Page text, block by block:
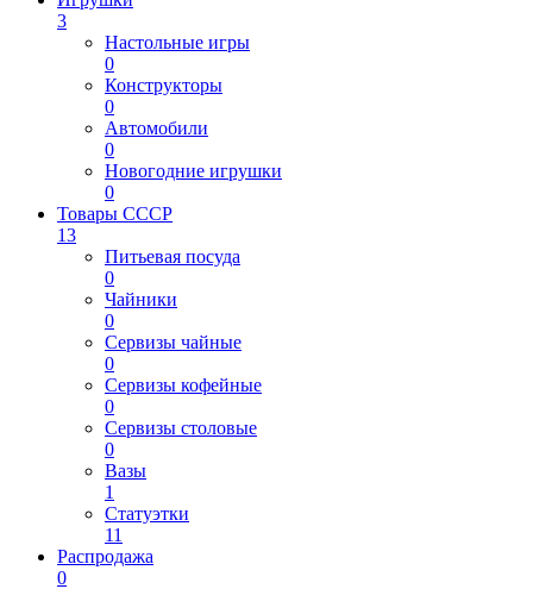
3
Настольные игры
0
Конструкторы
0
Автомобили
0
Новогодние игрушки
0
Товары СССР
13
Питьевая посуда
0
Чайники
0
Сервизы чайные
0
Сервизы кофейные
0
Сервизы столовые
0
Вазы
1
Статуэтки
11
Распродажа
0